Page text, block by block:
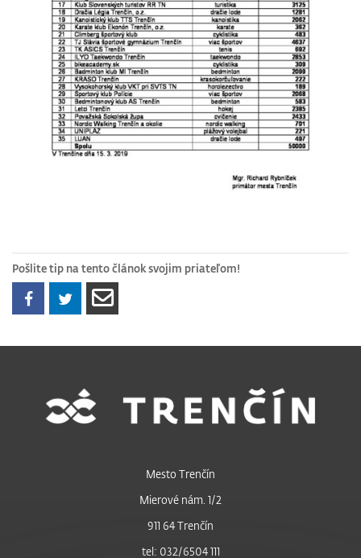
Pošlite tip na tento článok svojim priateľom!
Mesto Trenčín
Mierové nám. 1/2
911 64 Trenčín
tel: 032/6504 111